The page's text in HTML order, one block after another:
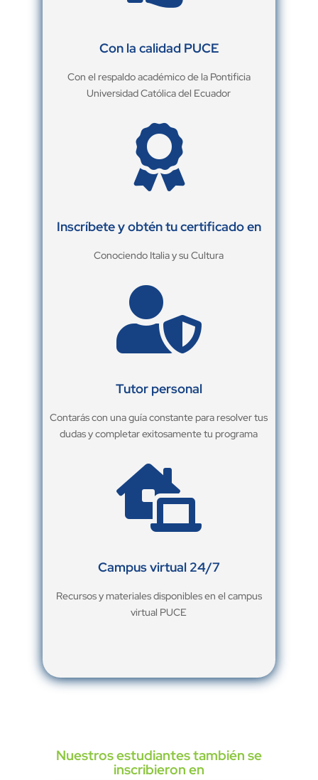
Con la calidad PUCE
Con el respaldo académico de la Pontificia
Universidad Católica del Ecuador

Inscríbete y obtén tu certificado en
Conociendo Italia y su Cultura

Tutor personal
Contarás con una guía constante para resolver tus
dudas y completar exitosamente tu programa

Campus virtual 24/7
Recursos y materiales disponibles en el campus
virtual PUCE
Nuestros estudiantes también se
inscribieron en